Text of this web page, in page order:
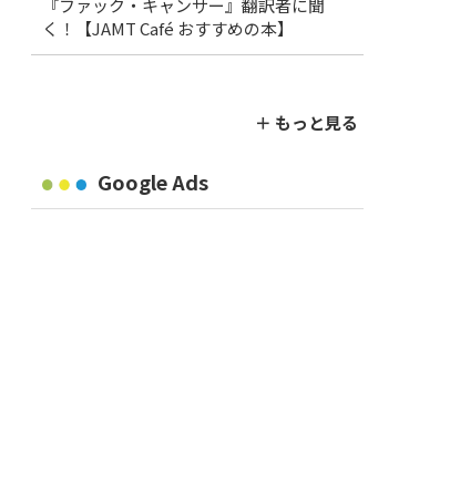
『ファック・キャンサー』翻訳者に聞
く！【JAMT Café おすすめの本】
＋ もっと見る
Google Ads